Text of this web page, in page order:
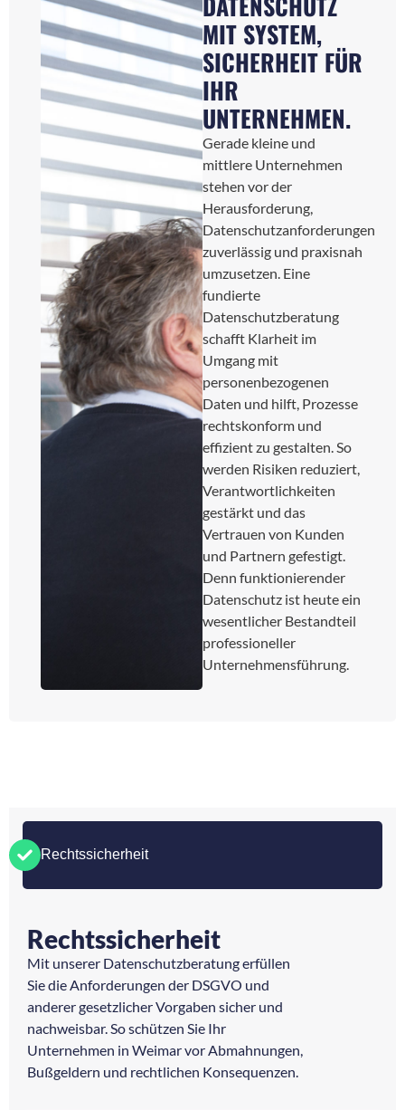
MIT SYSTEM,
SICHERHEIT FÜR
IHR
UNTERNEHMEN.
Gerade kleine und
mittlere Unternehmen
stehen vor der
Herausforderung,
Datenschutzanforderungen
zuverlässig und praxisnah
umzusetzen. Eine
fundierte
Datenschutzberatung
schafft Klarheit im
Umgang mit
personenbezogenen
Daten und hilft, Prozesse
rechtskonform und
effizient zu gestalten. So
werden Risiken reduziert,
Verantwortlichkeiten
gestärkt und das
Vertrauen von Kunden
und Partnern gefestigt.
Denn funktionierender
Datenschutz ist heute ein
wesentlicher Bestandteil
professioneller
Unternehmensführung.
Rechtssicherheit
Rechtssicherheit
Mit unserer Datenschutzberatung erfüllen
Sie die Anforderungen der DSGVO und
anderer gesetzlicher Vorgaben sicher und
nachweisbar. So schützen Sie Ihr
Unternehmen in Weimar vor Abmahnungen,
Bußgeldern und rechtlichen Konsequenzen.